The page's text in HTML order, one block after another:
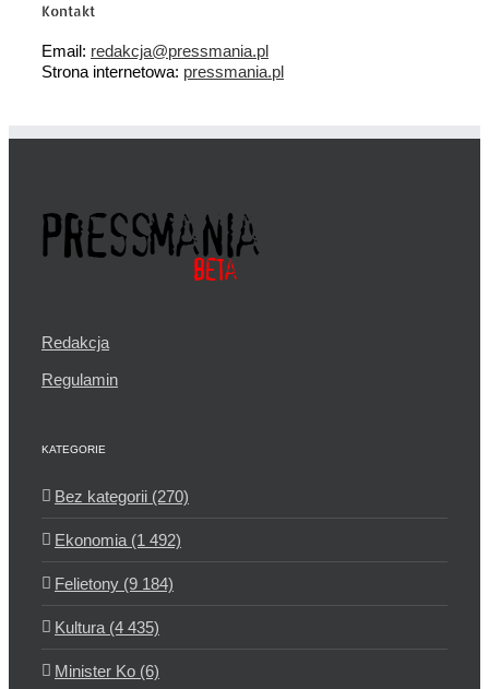
Kontakt
Email: redakcja@pressmania.pl
Strona internetowa: pressmania.pl
Redakcja
Regulamin
KATEGORIE
Bez kategorii (270)
Ekonomia (1 492)
Felietony (9 184)
Kultura (4 435)
Minister Ko (6)